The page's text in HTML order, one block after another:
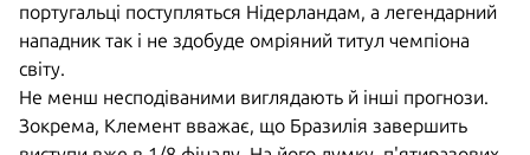
португальці поступляться Нідерландам, а легендарний
нападник так і не здобуде омріяний титул чемпіона
світу.
Не менш несподіваними виглядають й інші прогнози.
Зокрема, Клемент вважає, що Бразилія завершить